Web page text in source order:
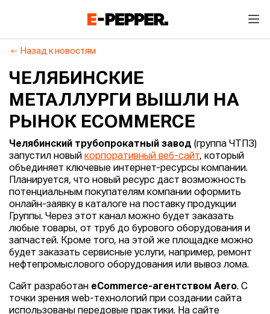
Назад к новостям
ЧЕЛЯБИНСКИЕ
МЕТАЛЛУРГИ ВЫШЛИ НА
РЫНОК ECOMMERCE
Челябинский трубопрокатный завод (группа ЧТПЗ)
запустил новый корпоративный веб-сайт, который
объединяет ключевые интернет-ресурсы компании.
Планируется, что новый ресурс даст возможность
потенциальным покупателям компании оформить
онлайн-заявку в каталоге на поставку продукции
Группы. Через этот канал можно будет заказать
любые товары, от труб до бурового оборудования и
запчастей. Кроме того, на этой же площадке можно
будет заказать сервисные услуги, например, ремонт
нефтепромыслового оборудования или вывоз лома.
Сайт разработан eСommerce-агентством Aero. С
точки зрения web-технологий при создании сайта
использованы передовые практики. На сайте